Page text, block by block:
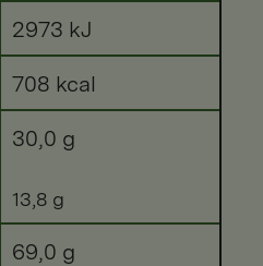
2973 kJ
708 kcal
30,0 g
13,8 g
69,0 g